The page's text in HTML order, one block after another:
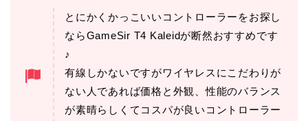
とにかくかっこいいコントローラーをお探し
ならGameSir T4 Kaleidが断然おすすめです
♪
有線しかないですがワイヤレスにこだわりが
ない人であれば価格と外観、性能のバランス
が素晴らしくてコスパが良いコントローラー